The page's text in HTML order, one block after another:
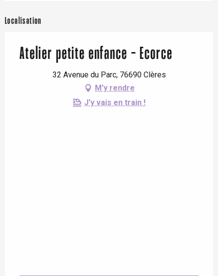
Localisation
Atelier petite enfance - Ecorce
32 Avenue du Parc, 76690 Clères
M'y rendre
J'y vais en train !